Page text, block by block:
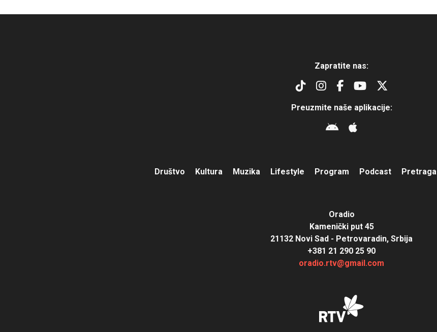
Zapratite nas:
Preuzmite naše aplikacije:
Društvo Kultura Muzika Lifestyle Program Podcast Pretraga
Oradio
Kamenički put 45
21132 Novi Sad - Petrovaradin, Srbija
+381 21 290 25 90
oradio.rtv@gmail.com